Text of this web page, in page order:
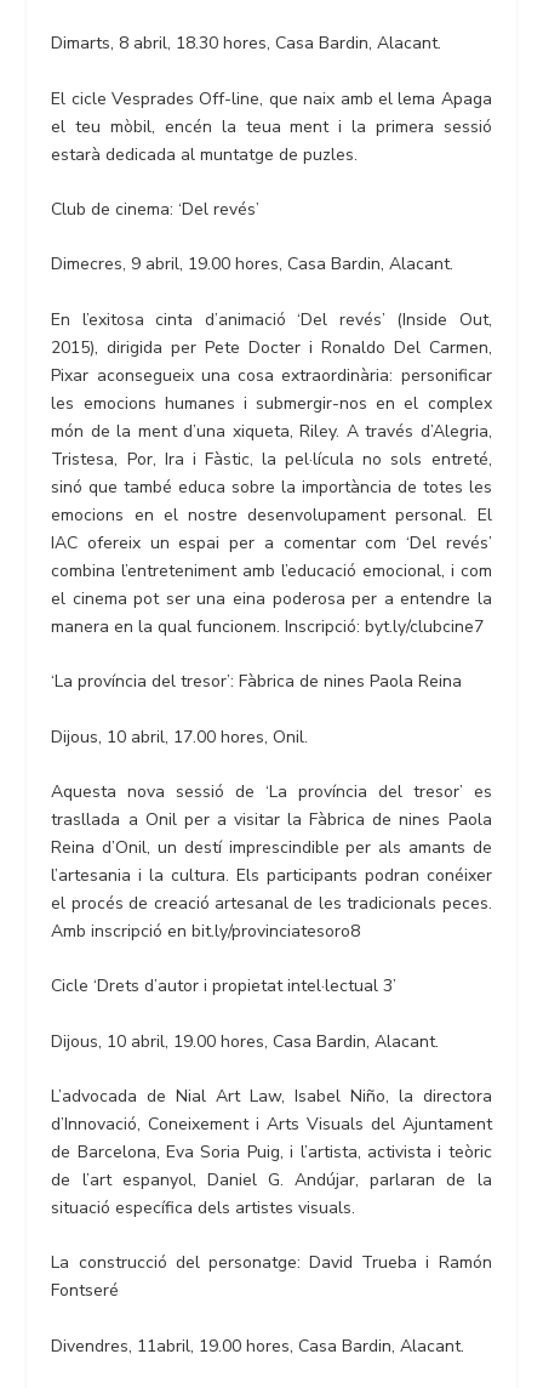
Dimarts, 8 abril, 18.30 hores, Casa Bardin, Alacant.
El cicle Vesprades Off-line, que naix amb el lema Apaga
el teu mòbil, encén la teua ment i la primera sessió
estarà dedicada al muntatge de puzles.
Club de cinema: ‘Del revés’
Dimecres, 9 abril, 19.00 hores, Casa Bardin, Alacant.
En l’exitosa cinta d’animació ‘Del revés’ (Inside Out,
2015), dirigida per Pete Docter i Ronaldo Del Carmen,
Pixar aconsegueix una cosa extraordinària: personificar
les emocions humanes i submergir-nos en el complex
món de la ment d’una xiqueta, Riley. A través d’Alegria,
Tristesa, Por, Ira i Fàstic, la pel·lícula no sols entreté,
sinó que també educa sobre la importància de totes les
emocions en el nostre desenvolupament personal. El
IAC ofereix un espai per a comentar com ‘Del revés’
combina l’entreteniment amb l’educació emocional, i com
el cinema pot ser una eina poderosa per a entendre la
manera en la qual funcionem. Inscripció: byt.ly/clubcine7
‘La província del tresor’: Fàbrica de nines Paola Reina
Dijous, 10 abril, 17.00 hores, Onil.
Aquesta nova sessió de ‘La província del tresor’ es
trasllada a Onil per a visitar la Fàbrica de nines Paola
Reina d’Onil, un destí imprescindible per als amants de
l’artesania i la cultura. Els participants podran conéixer
el procés de creació artesanal de les tradicionals peces.
Amb inscripció en bit.ly/provinciatesoro8
Cicle ‘Drets d’autor i propietat intel·lectual 3’
Dijous, 10 abril, 19.00 hores, Casa Bardin, Alacant.
L’advocada de Nial Art Law, Isabel Niño, la directora
d’Innovació, Coneixement i Arts Visuals del Ajuntament
de Barcelona, Eva Soria Puig, i l’artista, activista i teòric
de l’art espanyol, Daniel G. Andújar, parlaran de la
situació específica dels artistes visuals.
La construcció del personatge: David Trueba i Ramón
Fontseré
Divendres, 11abril, 19.00 hores, Casa Bardin, Alacant.